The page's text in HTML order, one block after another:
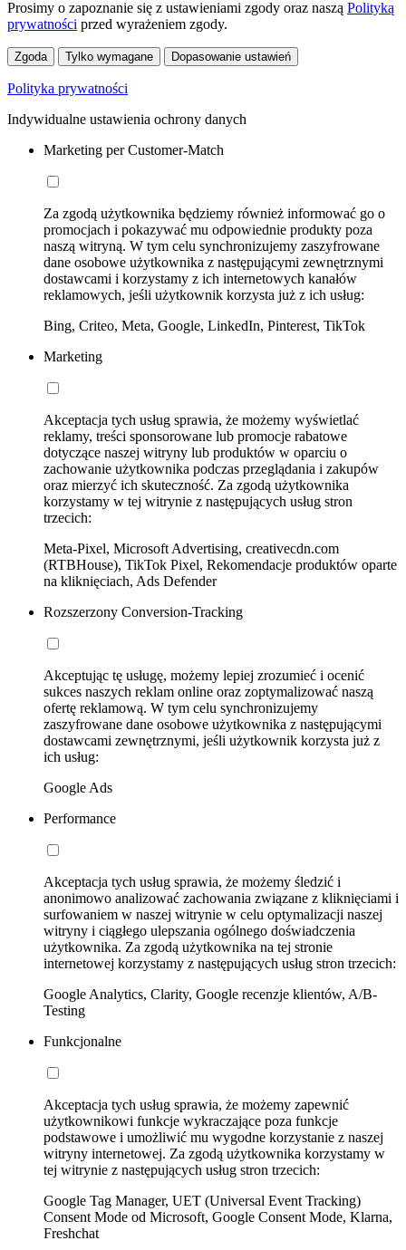
Prosimy o zapoznanie się z ustawieniami zgody oraz naszą Polityką
prywatności przed wyrażeniem zgody.
Zgoda Tylko wymagane Dopasowanie ustawień
Polityka prywatności
Indywidualne ustawienia ochrony danych
Marketing per Customer-Match
Za zgodą użytkownika będziemy również informować go o
promocjach i pokazywać mu odpowiednie produkty poza
naszą witryną. W tym celu synchronizujemy zaszyfrowane
dane osobowe użytkownika z następującymi zewnętrznymi
dostawcami i korzystamy z ich internetowych kanałów
reklamowych, jeśli użytkownik korzysta już z ich usług:
Bing, Criteo, Meta, Google, LinkedIn, Pinterest, TikTok
Marketing
Akceptacja tych usług sprawia, że możemy wyświetlać
reklamy, treści sponsorowane lub promocje rabatowe
dotyczące naszej witryny lub produktów w oparciu o
zachowanie użytkownika podczas przeglądania i zakupów
oraz mierzyć ich skuteczność. Za zgodą użytkownika
korzystamy w tej witrynie z następujących usług stron
trzecich:
Meta-Pixel, Microsoft Advertising, creativecdn.com
(RTBHouse), TikTok Pixel, Rekomendacje produktów oparte
na kliknięciach, Ads Defender
Rozszerzony Conversion-Tracking
Akceptując tę usługę, możemy lepiej zrozumieć i ocenić
sukces naszych reklam online oraz zoptymalizować naszą
ofertę reklamową. W tym celu synchronizujemy
zaszyfrowane dane osobowe użytkownika z następującymi
dostawcami zewnętrznymi, jeśli użytkownik korzysta już z
ich usług:
Google Ads
Performance
Akceptacja tych usług sprawia, że możemy śledzić i
anonimowo analizować zachowania związane z kliknięciami i
surfowaniem w naszej witrynie w celu optymalizacji naszej
witryny i ciągłego ulepszania ogólnego doświadczenia
użytkownika. Za zgodą użytkownika na tej stronie
internetowej korzystamy z następujących usług stron trzecich:
Google Analytics, Clarity, Google recenzje klientów, A/B-
Testing
Funkcjonalne
Akceptacja tych usług sprawia, że możemy zapewnić
użytkownikowi funkcje wykraczające poza funkcje
podstawowe i umożliwić mu wygodne korzystanie z naszej
witryny internetowej. Za zgodą użytkownika korzystamy w
tej witrynie z następujących usług stron trzecich:
Google Tag Manager, UET (Universal Event Tracking)
Consent Mode od Microsoft, Google Consent Mode, Klarna,
Freshchat